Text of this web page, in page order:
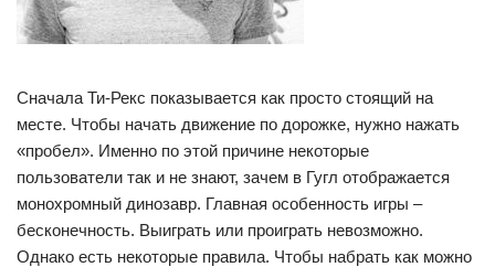
Сначала Ти-Рекс показывается как просто стоящий на
месте. Чтобы начать движение по дорожке, нужно нажать
«пробел». Именно по этой причине некоторые
пользователи так и не знают, зачем в Гугл отображается
монохромный динозавр. Главная особенность игры –
бесконечность. Выиграть или проиграть невозможно.
Однако есть некоторые правила. Чтобы набрать как можно